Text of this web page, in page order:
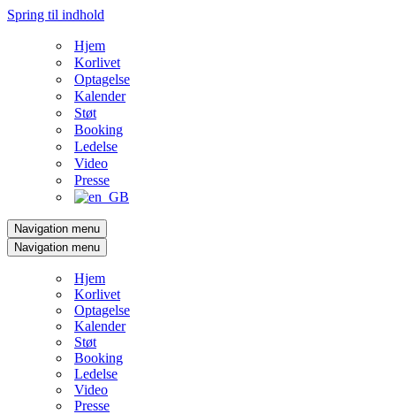
Spring til indhold
Hjem
Korlivet
Optagelse
Kalender
Støt
Booking
Ledelse
Video
Presse
Navigation menu
Navigation menu
Hjem
Korlivet
Optagelse
Kalender
Støt
Booking
Ledelse
Video
Presse